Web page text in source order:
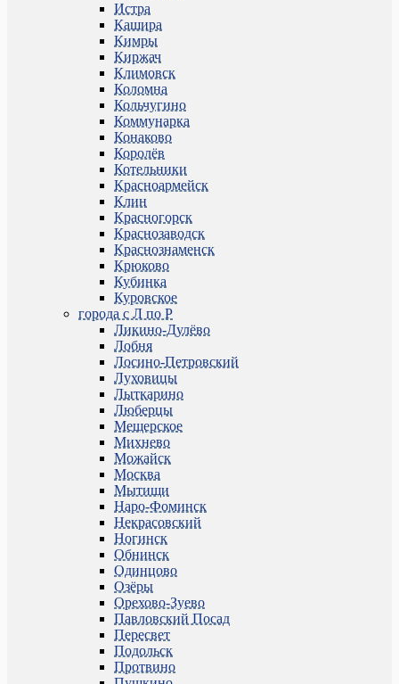
Истра
Кашира
Кимры
Киржач
Климовск
Коломна
Кольчугино
Коммунарка
Конаково
Королёв
Котельники
Красноармейск
Клин
Красногорск
Краснозаводск
Краснознаменск
Крюково
Кубинка
Куровское
города с Л по Р
Ликино-Дулёво
Лобня
Лосино-Петровский
Луховицы
Лыткарино
Люберцы
Мещерское
Михнево
Можайск
Москва
Мытищи
Наро-Фоминск
Некрасовский
Ногинск
Обнинск
Одинцово
Озёры
Орехово-Зуево
Павловский Посад
Пересвет
Подольск
Протвино